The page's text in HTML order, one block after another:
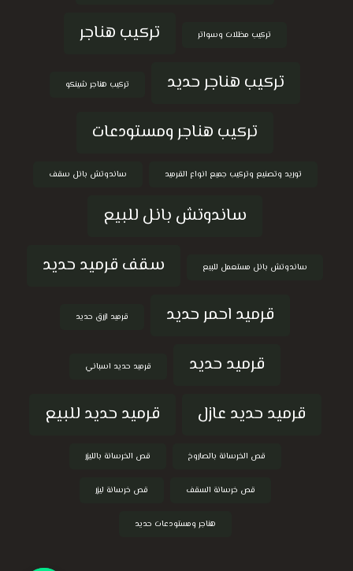
تركيب مظلات وسواتر
تركيب هناجر
تركيب هناجر حديد
تركيب هناجر شينكو
تركيب هناجر ومستودعات
توريد وتصنيع وتركيب جميع انواع القرميد ساندوتش بانل سقف
ساندوتش بانل للبيع
ساندوتش بانل مستعمل للبيع
سقف قرميد حديد
قرميد احمر حديد
قرميد ازرق حديد
قرميد حديد قرميد حديد اسباني
قرميد حديد عازل قرميد حديد للبيع
قص الخرسانة بالصاروخ قص الخرسانة بالليزر
قص خرسانة السقف قص خرسانة ليزر
هناجر ومستودعات حديد